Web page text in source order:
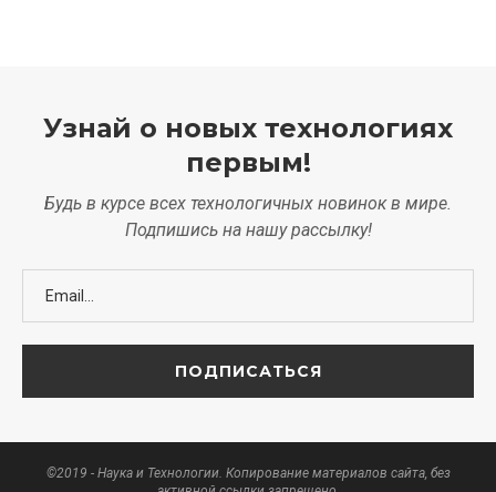
Узнай о новых технологиях
первым!
Будь в курсе всех технологичных новинок в мире.
Подпишись на нашу рассылку!
©2019 - Наука и Технологии. Копирование материалов сайта, без